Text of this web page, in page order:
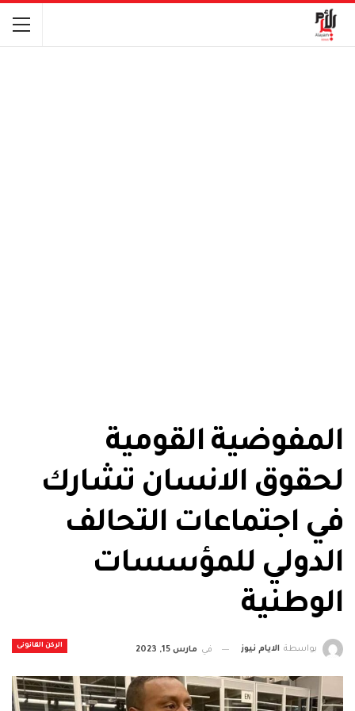
المفوضية القومية
لحقوق الانسان تشارك
في اجتماعات التحالف
الدولي للمؤسسات
الوطنية
الركن القانونى بواسطة الايام نيوز في مارس 15, 2023